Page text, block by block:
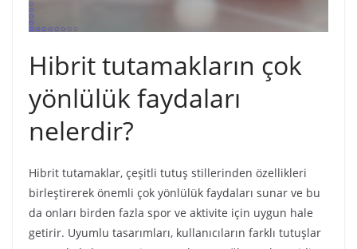
Hibrit tutamakların çok
yönlülük faydaları
nelerdir?
Hibrit tutamaklar, çeşitli tutuş stillerinden özellikleri
birleştirerek önemli çok yönlülük faydaları sunar ve bu
da onları birden fazla spor ve aktivite için uygun hale
getirir. Uyumlu tasarımları, kullanıcıların farklı tutuşlar